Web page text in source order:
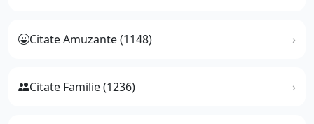
Citate Amuzante (1148)
Citate Familie (1236)